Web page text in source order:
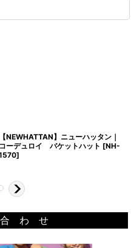
【NEWHATTAN】ニューハッタン｜
コーデュロイ バケットハット [NH-
]
わ せ